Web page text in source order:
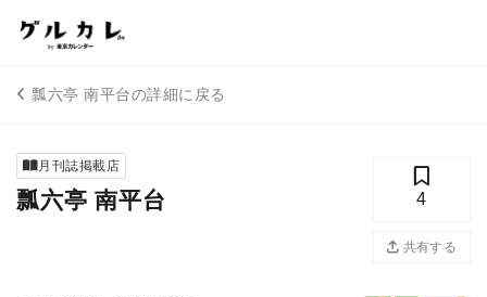
瓢六亭 南平台の詳細に戻る
月刊誌掲載店
瓢六亭 南平台 4
共有する